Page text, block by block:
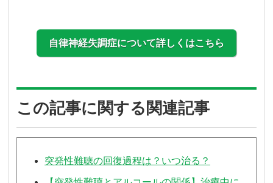
自律神経失調症について詳しくはこちら
この記事に関する関連記事
突発性難聴の回復過程は？いつ治る？